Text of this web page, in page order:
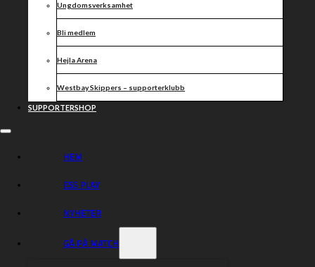
Ungdomsverksamhet
Bli medlem
Hejla Arena
Westbay Skippers – supporterklubb
SUPPORTERSHOP
HEM
ESS PLAY
NYHETER
GÅ PÅ MATCH
2019 innan tejpen går upp för första heatet i Toyota
Tillsammans är vi Västervik Speedway!
Dela nyheten: